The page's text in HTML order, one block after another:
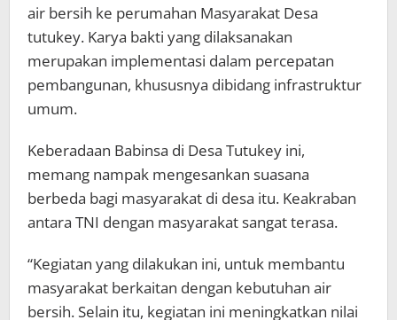
air bersih ke perumahan Masyarakat Desa
tutukey. Karya bakti yang dilaksanakan
merupakan implementasi dalam percepatan
pembangunan, khususnya dibidang infrastruktur
umum.
Keberadaan Babinsa di Desa Tutukey ini,
memang nampak mengesankan suasana
berbeda bagi masyarakat di desa itu. Keakraban
antara TNI dengan masyarakat sangat terasa.
“Kegiatan yang dilakukan ini, untuk membantu
masyarakat berkaitan dengan kebutuhan air
bersih. Selain itu, kegiatan ini meningkatkan nilai